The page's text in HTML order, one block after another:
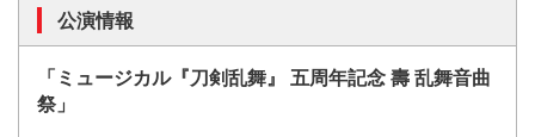
公演情報
「ミュージカル『刀剣乱舞』 五周年記念 壽 乱舞音曲
祭」